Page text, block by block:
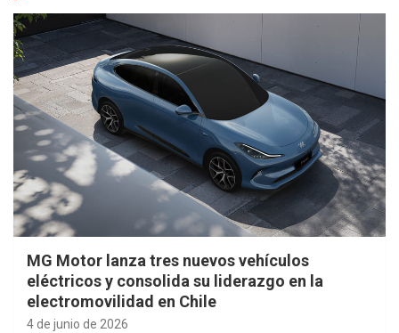
MG Motor lanza tres nuevos vehículos
eléctricos y consolida su liderazgo en la
electromovilidad en Chile
4 de junio de 2026